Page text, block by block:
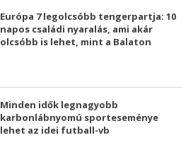
Európa 7 legolcsóbb tengerpartja: 10
napos családi nyaralás, ami akár
olcsóbb is lehet, mint a Balaton
Minden idők legnagyobb
karbonlábnyomú sporteseménye
lehet az idei futball-vb